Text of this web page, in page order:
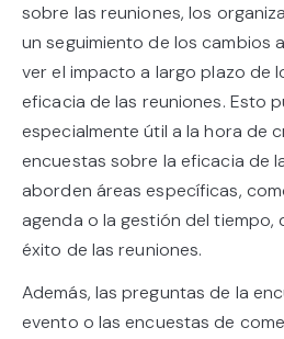
sobre las reuniones, los
un seguimiento de los cambios
ver el impacto a largo plazo de
eficacia de las reuniones. Esto
especialmente útil a la hora de
encuestas sobre la eficacia de
aborden áreas específicas,
agenda o la gestión del tiempo,
éxito de las reuniones.
Además, las preguntas de la
evento o las encuestas de